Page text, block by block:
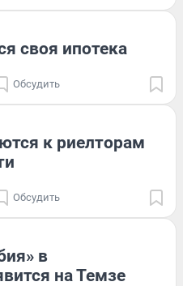
своя ипотека
Обсудить
к риелторам
Обсудить
в
на Темзе